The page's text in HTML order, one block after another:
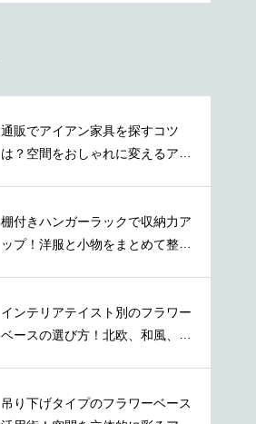
通販でアイアン家具を探すコツ
は？空間をおしゃれに変えるアイ
棚付きハンガーラックで収納力ア
ップ！洋服と小物をまとめて整理
インテリアテイスト別のフラワー
ベースの選び方！北欧、和風、ナ
吊り下げタイプのフラワーベース